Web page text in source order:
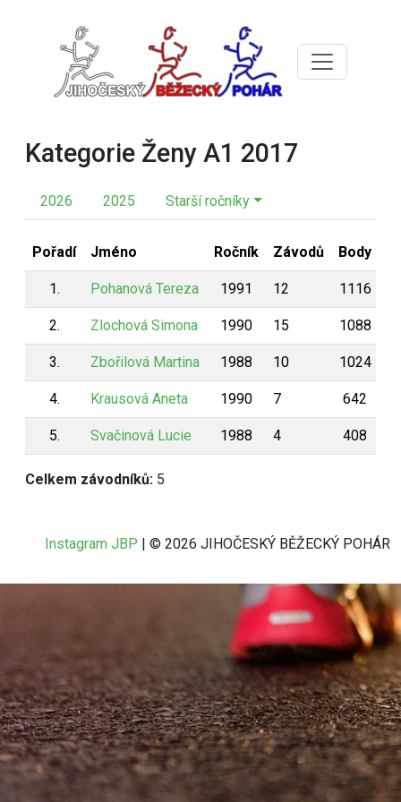
Kategorie Ženy A1 2017
2026 2025 Starší ročníky
Pořadí Jméno Ročník Závodů Body
1. Pohanová Tereza 1991 12 1116
2. Zlochová Simona 1990 15 1088
3. Zbořilová Martina 1988 10 1024
4. Krausová Aneta 1990 7 642
5. Svačinová Lucie 1988 4 408
Celkem závodníků: 5
Instagram JBP | © 2026 JIHOČESKÝ BĚŽECKÝ POHÁR